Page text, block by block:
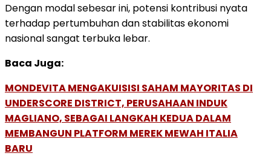
Dengan modal sebesar ini, potensi kontribusi nyata
terhadap pertumbuhan dan stabilitas ekonomi
nasional sangat terbuka lebar.
Baca Juga:
MONDEVITA MENGAKUISISI SAHAM MAYORITAS DI
UNDERSCORE DISTRICT, PERUSAHAAN INDUK
MAGLIANO, SEBAGAI LANGKAH KEDUA DALAM
MEMBANGUN PLATFORM MEREK MEWAH ITALIA
BARU